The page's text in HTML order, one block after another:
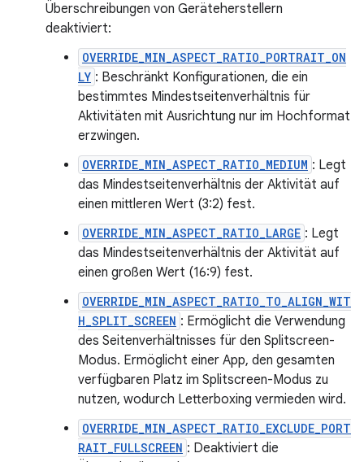
Überschreibungen von Geräteherstellern
deaktiviert:
OVERRIDE_MIN_ASPECT_RATIO_PORTRAIT_ON
LY : Beschränkt Konfigurationen, die ein
bestimmtes Mindestseitenverhältnis für
Aktivitäten mit Ausrichtung nur im Hochformat
erzwingen.
OVERRIDE_MIN_ASPECT_RATIO_MEDIUM : Legt
das Mindestseitenverhältnis der Aktivität auf
einen mittleren Wert (3:2) fest.
OVERRIDE_MIN_ASPECT_RATIO_LARGE : Legt
das Mindestseitenverhältnis der Aktivität auf
einen großen Wert (16:9) fest.
OVERRIDE_MIN_ASPECT_RATIO_TO_ALIGN_WIT
H_SPLIT_SCREEN : Ermöglicht die Verwendung
des Seitenverhältnisses für den Splitscreen-
Modus. Ermöglicht einer App, den gesamten
verfügbaren Platz im Splitscreen-Modus zu
nutzen, wodurch Letterboxing vermieden wird.
OVERRIDE_MIN_ASPECT_RATIO_EXCLUDE_PORT
RAIT_FULLSCREEN : Deaktiviert die